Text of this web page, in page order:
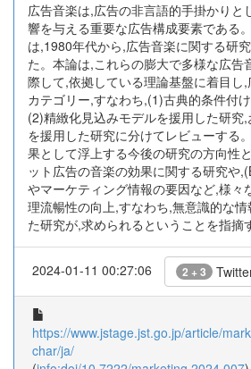
広告音楽は,広告の非言語的手掛かりと
響を与える重要な広告構成要素である
は,1980年代から,広告音楽に関する研
た。本論は,これらの膨大で多様な広告
際して,依拠している理論基盤に着目し
カテゴリー,すなわち,(1)古典的条件付
(2)精緻化見込みモデルを援用した研究
を援用した研究に分けてレビューする
果として浮上する今後の研究の方向性
ット広告の音楽の効果に関する研究や
やマーケティング情報の要因など,様々
理流暢性の向上,すなわち,無意識的な
た研究が,求められるということを指摘
2024-01-11 00:27:06 2 + 3
https://www.jstage.jst.go.jp/article/
char/ja/